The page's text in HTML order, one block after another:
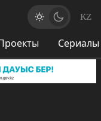
KZ
Сериалы